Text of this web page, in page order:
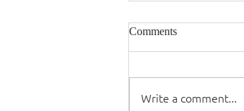
Comments
Write a comment...